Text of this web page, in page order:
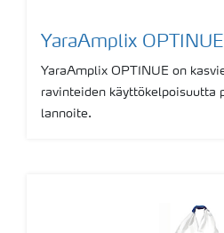
YaraAmplix OPTINUE
YaraAmplix OPTINUE on
ravinteiden käyttökelpoisuutta
lannoite.